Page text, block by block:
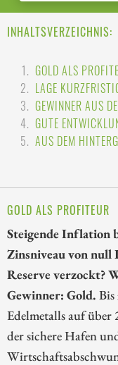
INHALTSVERZEICHNIS:
GOLD ALS
LAGE
GEWINNER AUS
GUTE
AUS DEM
GOLD ALS PROFITEUR
Steigende Inflation
Zinsniveau von null
Reserve verzockt?
Gewinner: Gold. Bis
Edelmetalls auf über
der sichere Hafen